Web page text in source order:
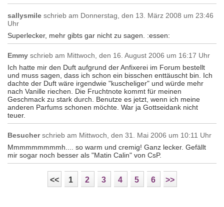
sallysmile schrieb am Donnerstag, den 13. März 2008 um 23:46
Uhr
Superlecker, mehr gibts gar nicht zu sagen. :essen:
Emmy schrieb am Mittwoch, den 16. August 2006 um 16:17 Uhr
Ich hatte mir den Duft aufgrund der Anfixerei im Forum bestellt
und muss sagen, dass ich schon ein bisschen enttäuscht bin. Ich
dachte der Duft wäre irgendwie "kuscheliger" und würde mehr
nach Vanille riechen. Die Fruchtnote kommt für meinen
Geschmack zu stark durch. Benutze es jetzt, wenn ich meine
anderen Parfums schonen möchte. War ja Gottseidank nicht
teuer.
Besucher schrieb am Mittwoch, den 31. Mai 2006 um 10:11 Uhr
Mmmmmmmmmh.... so warm und cremig! Ganz lecker. Gefällt
mir sogar noch besser als "Matin Calin" von CsP.
<< 1 2 3 4 5 6 >>